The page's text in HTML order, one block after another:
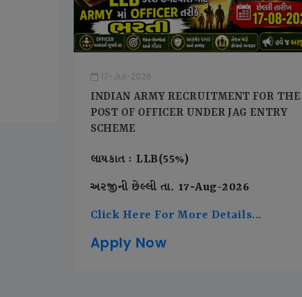
17-Jul-2026
INDIAN ARMY RECRUITMENT FOR THE
POST OF OFFICER UNDER JAG ENTRY
SCHEME
લાયકાત : LLB(55%)
અરજીની છેલ્લી તા. 17-Aug-2026
Click Here For More Details...
Apply Now